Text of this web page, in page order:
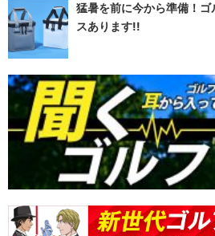
猛暑を前に今から準備！
スあります!!